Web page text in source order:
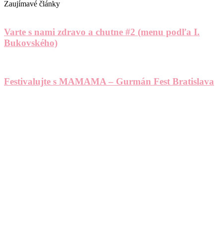
Zaujímavé články
Varte s nami zdravo a chutne #2 (menu podľa I.
Bukovského)
Festivalujte s MAMAMA – Gurmán Fest Bratislava